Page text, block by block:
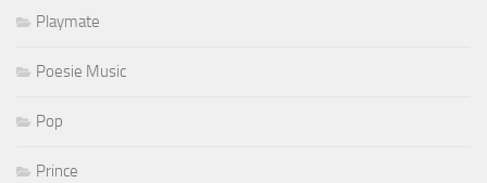
Playmate
Poesie Music
Pop
Prince